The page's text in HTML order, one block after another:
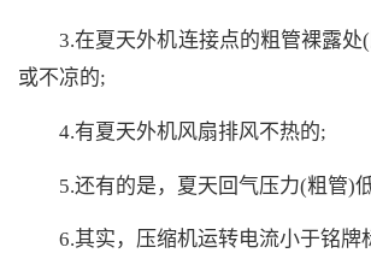
3.在夏天外机连接点的粗管裸露
或不凉的;
4.有夏天外机风扇排风不热的;
5.还有的是，夏天回气压力(粗管)
6.其实，压缩机运转电流小于铭牌